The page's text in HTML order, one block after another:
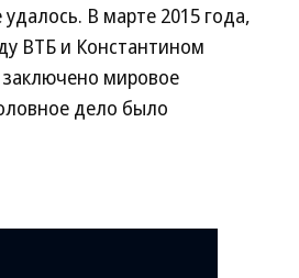
удалось. В марте 2015 года,
ВТБ и Константином
мировое
дело было